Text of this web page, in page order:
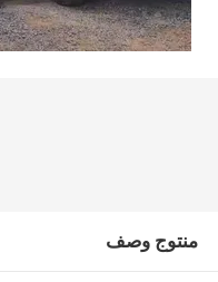
منتوج وصف